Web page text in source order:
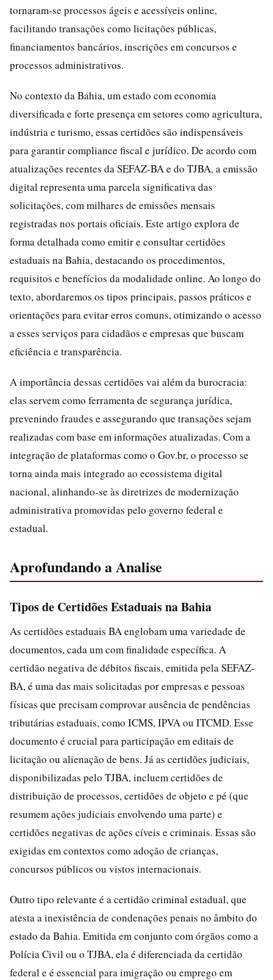
tornaram-se processos ágeis e acessíveis online,
facilitando transações como licitações públicas,
financiamentos bancários, inscrições em concursos e
processos administrativos.
No contexto da Bahia, um estado com economia
diversificada e forte presença em setores como agricultura,
indústria e turismo, essas certidões são indispensáveis
para garantir compliance fiscal e jurídico. De acordo com
atualizações recentes da SEFAZ-BA e do TJBA, a emissão
digital representa uma parcela significativa das
solicitações, com milhares de emissões mensais
registradas nos portais oficiais. Este artigo explora de
forma detalhada como emitir e consultar certidões
estaduais na Bahia, destacando os procedimentos,
requisitos e benefícios da modalidade online. Ao longo do
texto, abordaremos os tipos principais, passos práticos e
orientações para evitar erros comuns, otimizando o acesso
a esses serviços para cidadãos e empresas que buscam
eficiência e transparência.
A importância dessas certidões vai além da burocracia:
elas servem como ferramenta de segurança jurídica,
prevenindo fraudes e assegurando que transações sejam
realizadas com base em informações atualizadas. Com a
integração de plataformas como o Gov.br, o processo se
torna ainda mais integrado ao ecossistema digital
nacional, alinhando-se às diretrizes de modernização
administrativa promovidas pelo governo federal e
estadual.
Aprofundando a Analise
Tipos de Certidões Estaduais na Bahia
As certidões estaduais BA englobam uma variedade de
documentos, cada um com finalidade específica. A
certidão negativa de débitos fiscais, emitida pela SEFAZ-
BA, é uma das mais solicitadas por empresas e pessoas
físicas que precisam comprovar ausência de pendências
tributárias estaduais, como ICMS, IPVA ou ITCMD. Esse
documento é crucial para participação em editais de
licitação ou alienação de bens. Já as certidões judiciais,
disponibilizadas pelo TJBA, incluem certidões de
distribuição de processos, certidões de objeto e pé (que
resumem ações judiciais envolvendo uma parte) e
certidões negativas de ações cíveis e criminais. Essas são
exigidas em contextos como adoção de crianças,
concursos públicos ou vistos internacionais.
Outro tipo relevante é a certidão criminal estadual, que
atesta a inexistência de condenações penais no âmbito do
estado da Bahia. Emitida em conjunto com órgãos como a
Polícia Civil ou o TJBA, ela é diferenciada da certidão
federal e é essencial para imigração ou emprego em